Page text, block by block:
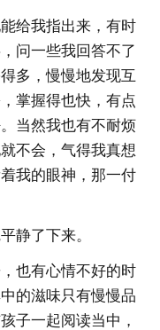
给我指出来，有时
问一些我回答不了
多，慢慢地发现互
掌握得也快，有点
当然我也有不耐烦
不会，气得我真想
我的眼神，那一付
静了下来。
也有心情不好的时
的滋味只有慢慢品
子一起阅读当中，